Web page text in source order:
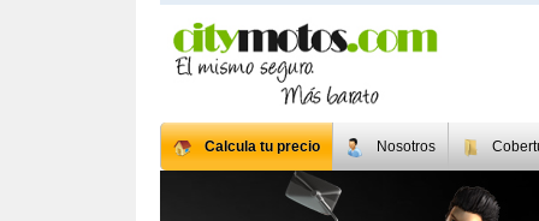
Calcula tu precio Nosotros